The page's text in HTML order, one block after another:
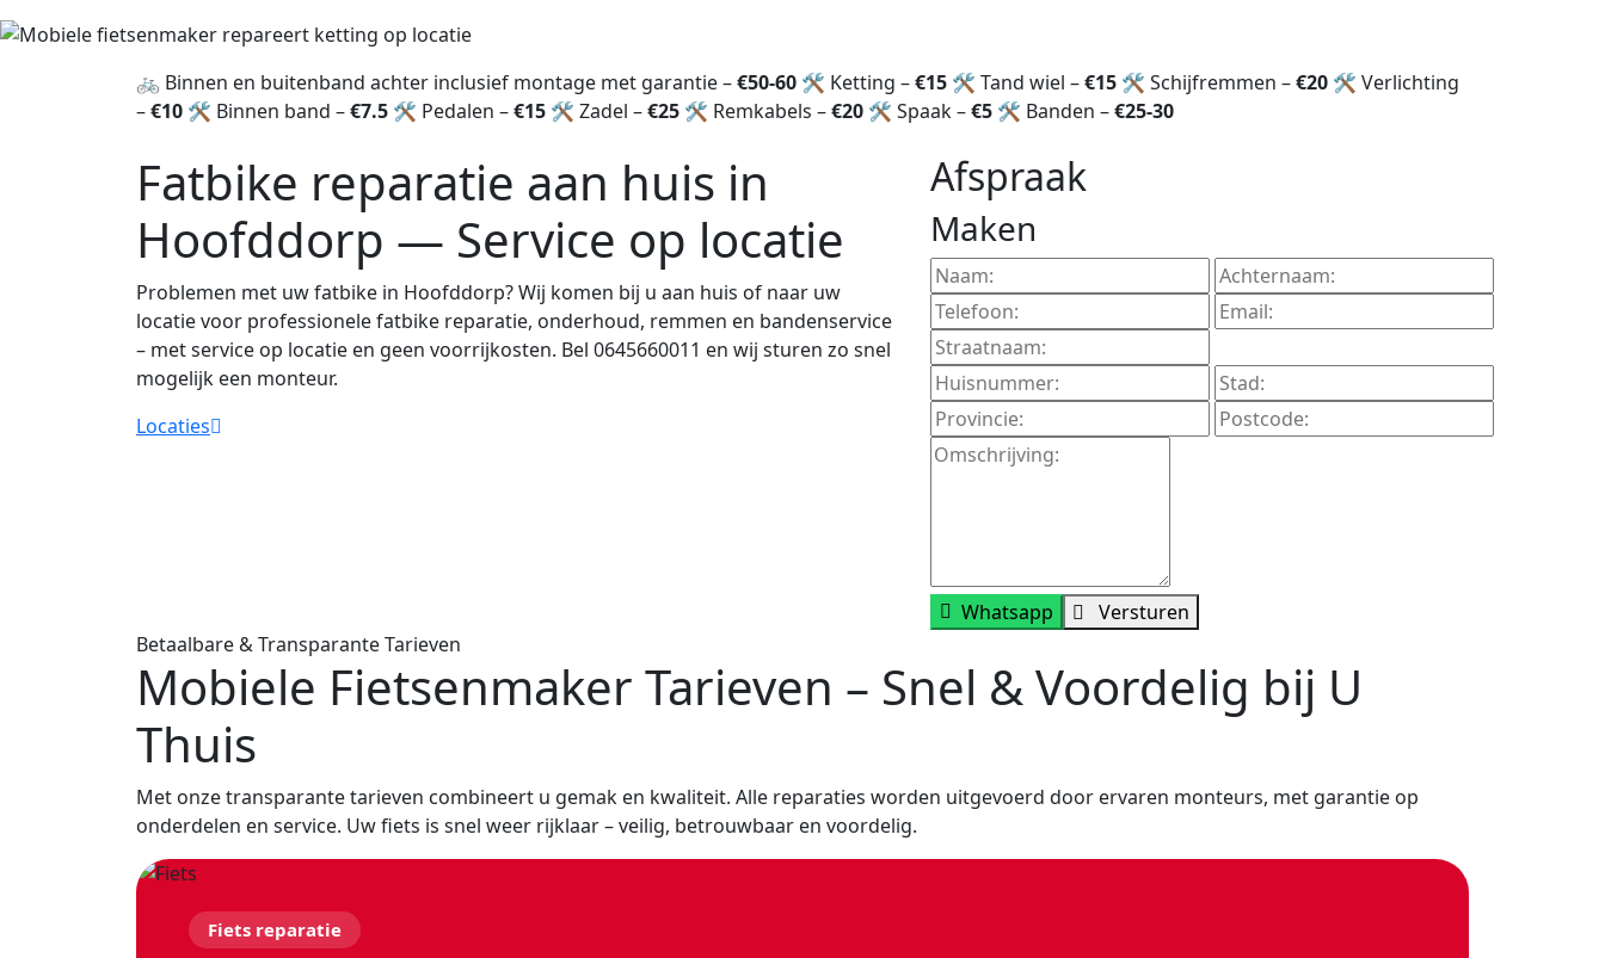
🚲 Binnen en buitenband achter inclusief montage met garantie –€50-60 🛠️ Ketting –€15 🛠️ Tand wiel –€15 🛠️ Schijfremmen –€20 🛠️ Verlichting
–€10 🛠️ Binnen band –€7.5 🛠️ Pedalen –€15 🛠️ Zadel –€25 🛠️ Remkabels –€20 🛠️ Spaak –€5 🛠️ Banden –€25-30
Fatbike reparatie aan huis in
Hoofddorp — Service op locatie
Problemen met uw fatbike in Hoofddorp? Wij komen bij u aan huis of naar uw
locatie voor professionele fatbike reparatie, onderhoud, remmen en bandenservice
– met service op locatie en geen voorrijkosten. Bel 0645660011 en wij sturen zo snel
mogelijk een monteur.
Locaties
Afspraak
Maken
Whatsapp
Versturen
Betaalbare & Transparante Tarieven
Mobiele Fietsenmaker Tarieven – Snel & Voordelig bij U
Thuis
Met onze transparante tarieven combineert u gemak en kwaliteit. Alle reparaties worden uitgevoerd door ervaren monteurs, met garantie op
onderdelen en service. Uw fiets is snel weer rijklaar – veilig, betrouwbaar en voordelig.
Fiets reparatie